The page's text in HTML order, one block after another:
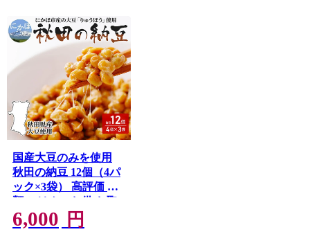
国産大豆のみを使用
秋田の納豆 12個（4パ
ック×3袋） 高評価 豆
類 ごはんのお供 お取
り寄せグルメ
6,000 円